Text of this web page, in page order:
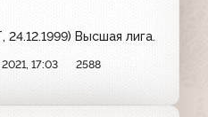
Высшая лига.
17:03 2588